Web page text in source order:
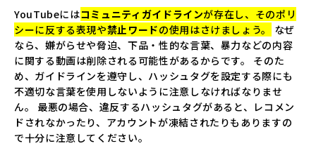
YouTubeにはコミュニティガイドラインが存在し、そのポリ
シーに反する表現や禁止ワードの使用はさけましょう。
なぜ
なら、嫌がらせや脅迫、下品・性的な言葉、暴力などの内容
に関する動画は削除される可能性があるからです。 そのた
め、ガイドラインを遵守し、ハッシュタグを設定する際にも
不適切な言葉を使用しないように注意しなければなりませ
ん。 最悪の場合、違反するハッシュタグがあると、レコメン
ドされなかったり、アカウントが凍結されたりもありますの
で十分に注意してください。